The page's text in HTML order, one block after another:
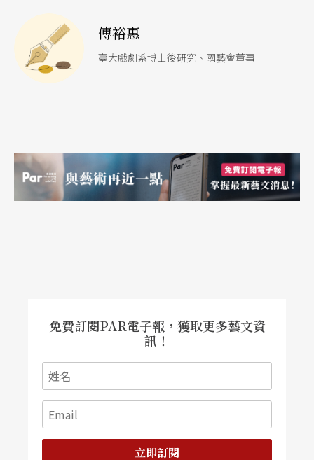
最大的困難和挑戰在於高塔有七層樓高，而舞台延
伸範圍非常大，演員站在舞台區表演，容易顯得非
衆不致因森林場景而看不見演員表演，又能實踐都
會人的潛意識想像。林克華認爲，在我們所處的這
除了舞台的突破，服裝設計王世信也特別跨行，延
料，大膽設計這齣森林夢遊的角色服裝。當不同的
四組角色在舞台上演出，觀衆彷彿在看四種不同設
計的服裝秀展。劇中的小仙群，還特地學習直排
傅裕惠
臺大戲劇系博士後研究、國藝會董事
免費訂閱PAR電子報，獲取更多藝文資
訊！
立即訂閱